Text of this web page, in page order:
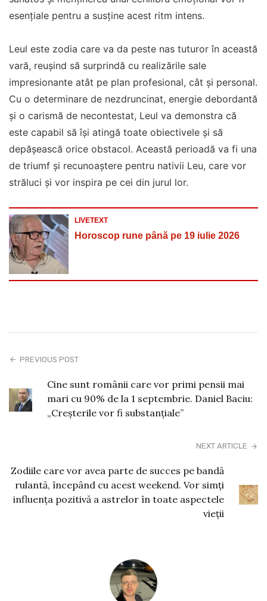
esențiale pentru a susține acest ritm intens.
Leul este zodia care va da peste nas tuturor în această
vară, reușind să surprindă cu realizările sale
impresionante atât pe plan profesional, cât și personal.
Cu o determinare de nezdruncinat, energie debordantă
și o carismă de necontestat, Leul va demonstra că
este capabil să își atingă toate obiectivele și să
depășească orice obstacol. Această perioadă va fi una
de triumf și recunoaștere pentru nativii Leu, care vor
străluci și vor inspira pe cei din jurul lor.
LIVETEXT
Horoscop rune până pe 19 iulie 2026
PREVIOUS POST
Cine sunt românii care vor primi pensii mai
mari cu 90% de la 1 septembrie. Daniel Baciu:
„Creșterile vor fi substanțiale”
NEXT ARTICLE
Zodiile care vor avea parte de succes pe bandă
rulantă, începând cu acest weekend. Vor simți
influența pozitivă a astrelor în toate aspectele
vieții